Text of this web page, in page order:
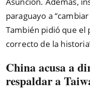
paraguayo a
También pidió que el
correcto de la
China acusa a
respaldar a